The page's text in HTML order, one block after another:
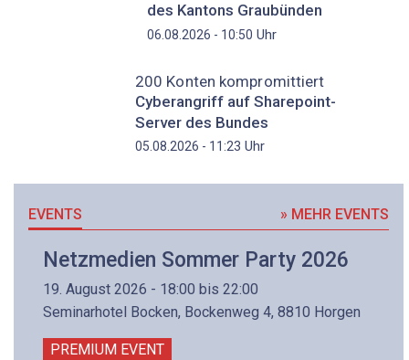
des Kantons Graubünden
06.08.2026 - 10:50 Uhr
200 Konten kompromittiert
Cyberangriff auf Sharepoint-
Server des Bundes
05.08.2026 - 11:23 Uhr
EVENTS » MEHR EVENTS
Netzmedien Sommer Party 2026
19. August 2026 - 18:00 bis 22:00
Seminarhotel Bocken, Bockenweg 4, 8810 Horgen
PREMIUM EVENT